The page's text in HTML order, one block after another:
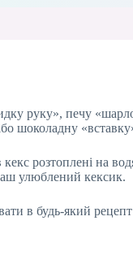
руку», печу
шоколадну
розтоплені на
улюблений кексик.
в будь-який